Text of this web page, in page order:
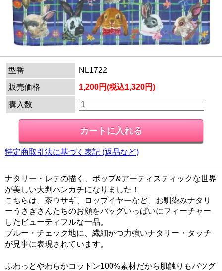
型番
NL1722
販売価格
1,200円(税込1,320円)
購入数
特定商取引法に基づく表記 (返品など)
ナタリー・レテの描く、ポップ&アーティスティックな世界
が美しい大判ハンカチになりました！
こちらは、茶ウサギ、ロップイヤーなど、お馴染みナタリ
ーうさぎさんたちのお顔をバッグいっぱいにフィーチャー
したビューティフルな一品。
ブルー・チェック地に、繊細かつ力強いナタリー・タッチ
が見事に表現されています。
ふわっとやわらかコットン100%素材だから肌触りもバツグ